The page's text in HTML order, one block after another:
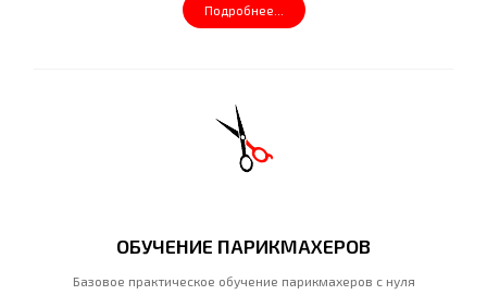
Подробнее...
ОБУЧЕНИЕ ПАРИКМАХЕРОВ
Базовое практическое обучение парикмахеров с нуля